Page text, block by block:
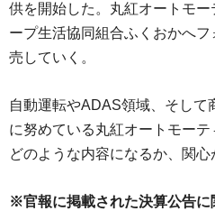
供を開始した。丸紅オートモ
ープ生活協同組合ふくおかへ
売していく。
自動運転やADAS領域、そして
に努めている丸紅オートモー
どのような内容になるか、関心
※官報に掲載された決算公告に